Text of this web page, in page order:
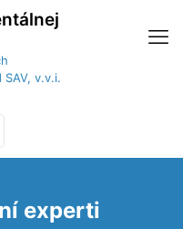
v.v.i.
experti